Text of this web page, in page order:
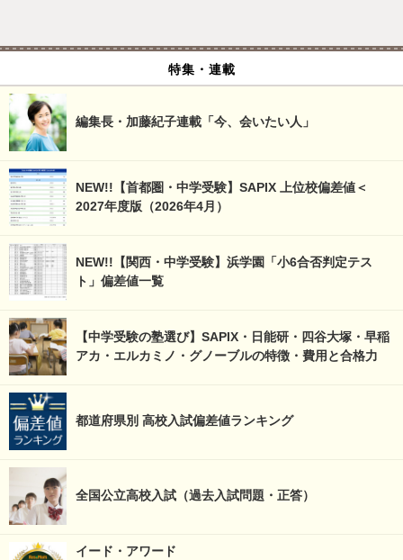
特集・連載
編集長・加藤紀子連載「今、会いたい人」
NEW!!【首都圏・中学受験】SAPIX 上位校偏差値＜
2027年度版（2026年4月）
NEW!!【関西・中学受験】浜学園「小6合否判定テス
ト」偏差値一覧
【中学受験の塾選び】SAPIX・日能研・四谷大塚・早稲
アカ・エルカミノ・グノーブルの特徴・費用と合格力
都道府県別 高校入試偏差値ランキング
全国公立高校入試（過去入試問題・正答）
イード・アワード